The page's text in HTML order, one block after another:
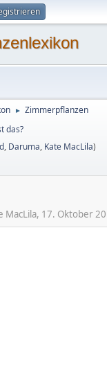
► Zimmerpflanzen
das?
, Daruma, Kate MacLila)
MacLila, 17. Oktober